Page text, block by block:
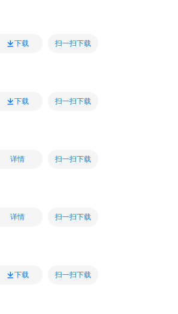
下载 扫一扫下载
下载 扫一扫下载
详情 扫一扫下载
详情 扫一扫下载
下载 扫一扫下载